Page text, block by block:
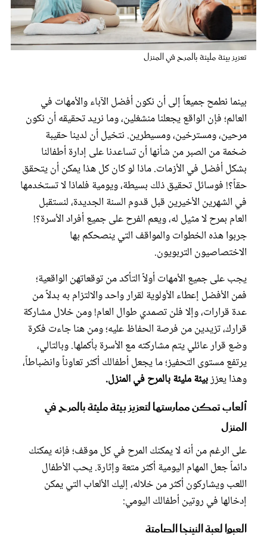
تعزيز بيئة مليئة بالمرح في المنزل
بينما نطمح جميعاً إلى أن نكون أفضل الآباء والأمهات في
العالم؛ فإن الواقع يجعلنا منشغلين، وما نريد تحقيقه أن نكون
مرحين، ومسترخين، ومسيطرين. نتخيل أن لدينا حقيبة
ضخمة من الصبر من شأنها أن تساعدنا على إدارة أطفالنا
بشكل أفضل في الأزمات. ماذا لو كان كل هذا يمكن أن يتحقق
حقاً؟! فوسائل تحقيق ذلك بسيطة، ويومية فلماذا لا تستخدمها
في الشهرين الأخيرين قبل قدوم السنة الجديدة، لنستقبل
العام بمرح لا مثيل له، ويعم الفرح على جميع أفراد الأسرة؟!
جربوا هذه الخطوات والمواقف التي ينصحكم بها
الاختصاصيون التربويون.
يجب على جميع الأمهات أولاً التأكد من توقعاتهن الواقعية؛
فمن الأفضل إعطاء الأولوية لقرار واحد والالتزام به بدلاً من
عدة قرارات، وإلا فلن تصمدي طوال العام! ومن خلال مشاركة
قرارك، تزيدين من فرصة الحفاظ عليه؛ ومن هنا جاءت فكرة
وضع قرار عائلي يتم مشاركته مع الأسرة بأكملها. وبالتالي،
يرتفع مستوى التحفيز؛ ما يجعل أطفالك أكثر تعاوناً وانضباطاً،
وهذا يعززبيئة مليئة بالمرح في المنزل.
ألعاب تمكن ممارستها لتعزيز بيئة مليئة بالمرح في
المنزل
على الرغم من أنه لا يمكنك المرح في كل موقف؛ فإنه يمكنك
دائماً جعل المهام اليومية أكثر متعة وإثارة. يحب الأطفال
اللعب ويشاركون أكثر من خلاله، إليك الألعاب التي يمكن
إدخالها في روتين أطفالك اليومي:
العبوا لعبة النينجا الصامتة
مجلة سيدتي
غلاف رفمي